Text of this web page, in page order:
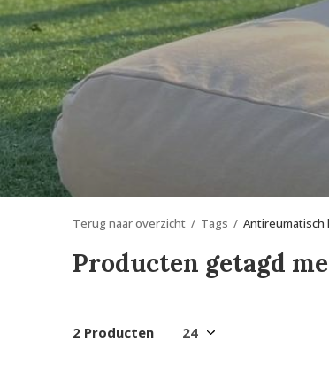
Terug naar overzicht Tags
Producten getagd
2 Producten